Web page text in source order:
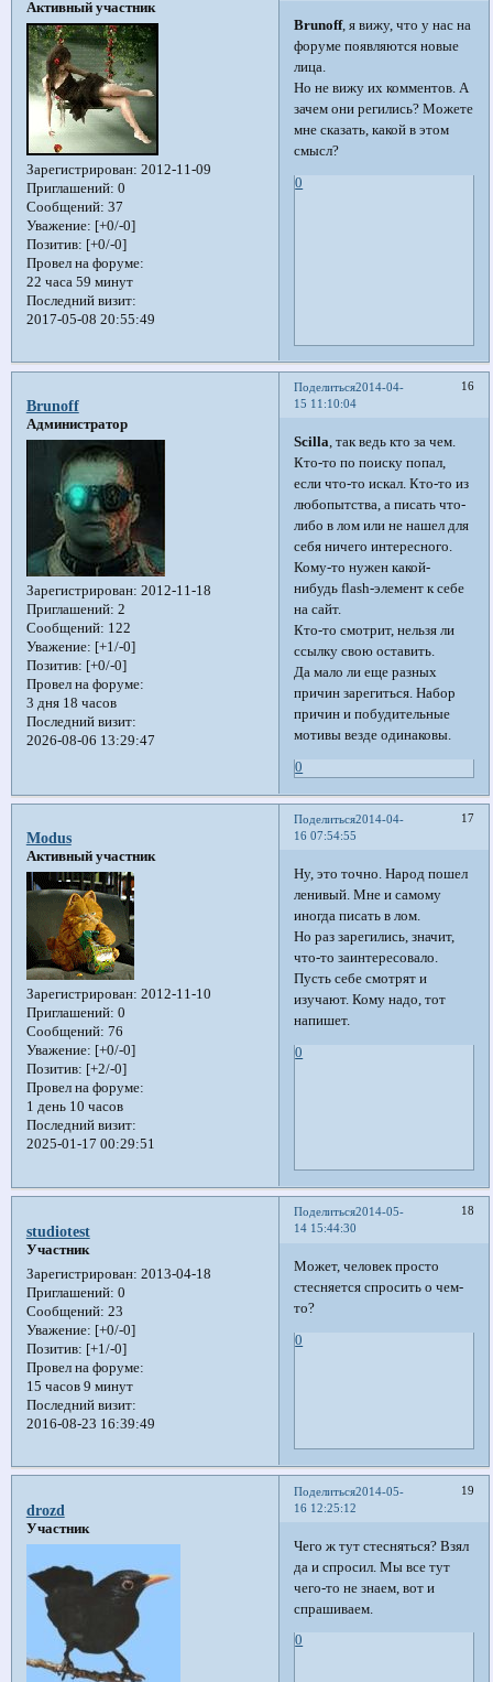
Активный участник
Зарегистрирован: 2012-11-09
Приглашений: 0
Сообщений: 37
Уважение: [+0/-0]
Позитив: [+0/-0]
Провел на форуме:
22 часа 59 минут
Последний визит:
2017-05-08 20:55:49
Brunoff, я вижу, что у нас на
форуме появляются новые
лица.
Но не вижу их комментов. А
зачем они регились? Можете
мне сказать, какой в этом
смысл?
0
Поделиться 16
2014-04-
15 11:10:04
Brunoff
Администратор
Зарегистрирован: 2012-11-18
Приглашений: 2
Сообщений: 122
Уважение: [+1/-0]
Позитив: [+0/-0]
Провел на форуме:
3 дня 18 часов
Последний визит:
2026-08-06 13:29:47
Scilla, так ведь кто за чем.
Кто-то по поиску попал,
если что-то искал. Кто-то из
любопытства, а писать что-
либо в лом или не нашел для
себя ничего интересного.
Кому-то нужен какой-
нибудь flash-элемент к себе
на сайт.
Кто-то смотрит, нельзя ли
ссылку свою оставить.
Да мало ли еще разных
причин зарегиться. Набор
причин и побудительные
мотивы везде одинаковы.
0
Поделиться 17
2014-04-
16 07:54:55
Modus
Активный участник
Зарегистрирован: 2012-11-10
Приглашений: 0
Сообщений: 76
Уважение: [+0/-0]
Позитив: [+2/-0]
Провел на форуме:
1 день 10 часов
Последний визит:
2025-01-17 00:29:51
Ну, это точно. Народ пошел
ленивый. Мне и самому
иногда писать в лом.
Но раз зарегились, значит,
что-то заинтересовало.
Пусть себе смотрят и
изучают. Кому надо, тот
напишет.
0
Поделиться 18
2014-05-
14 15:44:30
studiotest
Участник
Зарегистрирован: 2013-04-18
Приглашений: 0
Сообщений: 23
Уважение: [+0/-0]
Позитив: [+1/-0]
Провел на форуме:
15 часов 9 минут
Последний визит:
2016-08-23 16:39:49
Может, человек просто
стесняется спросить о чем-
то?
0
Поделиться 19
2014-05-
16 12:25:12
drozd
Участник
Чего ж тут стесняться? Взял
да и спросил. Мы все тут
чего-то не знаем, вот и
спрашиваем.
0